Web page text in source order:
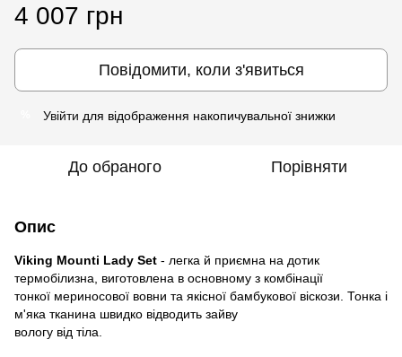
4 007 грн
Повідомити, коли з'явиться
Увійти для відображення накопичувальної знижки
До обраного Порівняти
Опис
Viking Mounti Lady Set - легка й приємна на дотик
термобілизна, виготовлена в основному з комбінації
тонкої мериносової вовни та якісної бамбукової віскози. Тонка і
м'яка тканина швидко відводить зайву
вологу від тіла.